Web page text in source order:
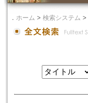
． ホーム > 検索システム >